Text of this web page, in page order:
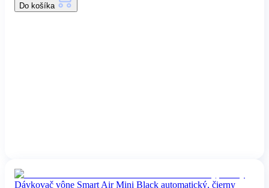
Do košíka
Dávkovač vône Smart Air Mini Black automatický, čierny